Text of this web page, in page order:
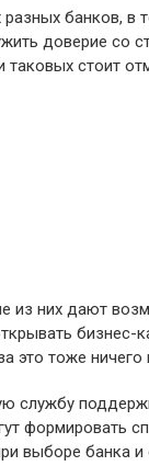
банков, в
доверие со
стоит
из них дают
бизнес-
это тоже ничего
службу
формировать
выборе банка